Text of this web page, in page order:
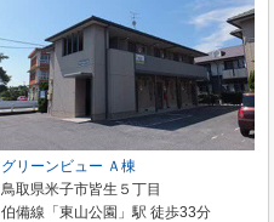
グリーンビュー Ａ棟
鳥取県米子市皆生５丁目
伯備線「東山公園」駅 徒歩33分